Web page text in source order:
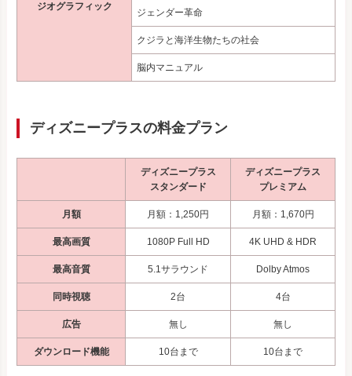
ジオグラフィック
ジェンダー革命
クジラと海洋生物たちの社会
脳内マニュアル
ディズニープラスの料金プラン
ディズニープラス
スタンダード
ディズニープラス
プレミアム
月額 月額：1,250円 月額：1,670円
最高画質 1080P Full HD 4K UHD & HDR
最高音質 5.1サラウンド Dolby Atmos
同時視聴 2台 4台
広告 無し 無し
ダウンロード機能 10台まで 10台まで